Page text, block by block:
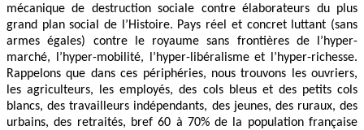
mécanique de destruction sociale contre élaborateurs du plus
grand plan social de l’Histoire. Pays réel et concret luttant (sans
armes égales) contre le royaume sans frontières de l’hyper-
marché, l’hyper-mobilité, l’hyper-libéralisme et l’hyper-richesse.
Rappelons que dans ces périphéries, nous trouvons les ouvriers,
les agriculteurs, les employés, des cols bleus et des petits cols
blancs, des travailleurs indépendants, des jeunes, des ruraux, des
urbains, des retraités, bref 60 à 70% de la population française